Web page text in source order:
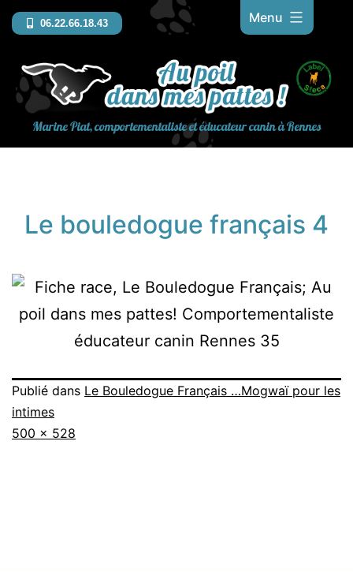
Aller
au
contenu
Marine Piat, comportementaliste et éducateur canin à Rennes
Menu
06.22.66.18.43
Le bouledogue français 4
Publié dans Le Bouledogue Français …Mogwaï pour les
intimes
Taille
500 × 528